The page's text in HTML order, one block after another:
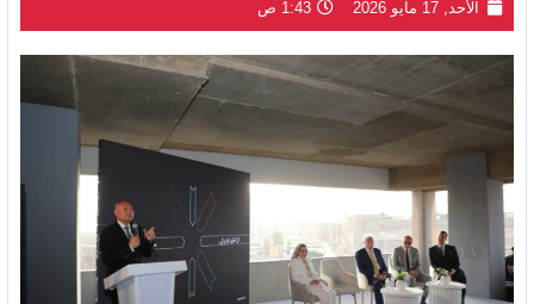
الأحد, 17 مايو 2026 1:43 ص